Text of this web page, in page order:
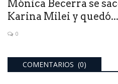
Mónica Becerra se
Karina Milei y quedó...
0
COMENTARIOS (0)